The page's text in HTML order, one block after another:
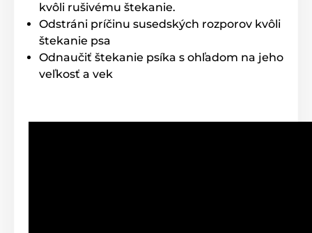
kvôli rušivému štekanie.
Odstráni príčinu susedských rozporov kvôli
štekanie psa
Odnaučiť štekanie psíka s ohľadom na jeho
veľkosť a vek